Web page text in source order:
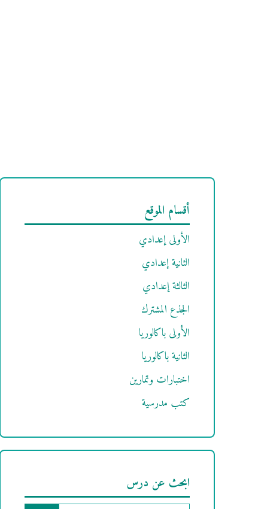
أقسام الموقع
الأولى إعدادي
الثانية إعدادي
الثالثة إعدادي
الجذع المشترك
الأولى باكالوريا
الثانية باكالوريا
اختبارات وتمارين
كتب مدرسية
ابحث عن درس